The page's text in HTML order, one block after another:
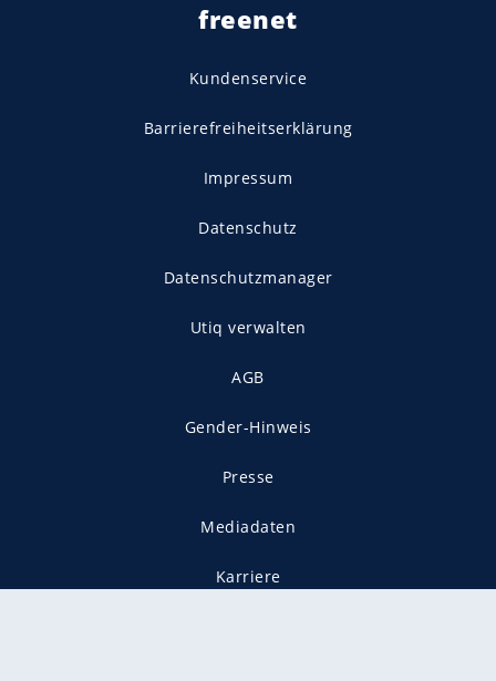
freenet
Kundenservice
Barrierefreiheitserklärung
Impressum
Datenschutz
Datenschutzmanager
Utiq verwalten
AGB
Gender-Hinweis
Presse
Mediadaten
Karriere